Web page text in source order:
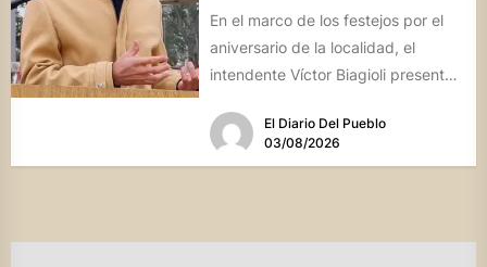
En el marco de los festejos por el
aniversario de la localidad, el
intendente Víctor Biagioli presentó
El Diario Del Pueblo
03/08/2026